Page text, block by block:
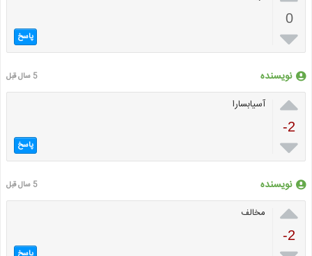
0
 پاسخ
نویسنده 5 سال قبل

-2

آسیابسارا
پاسخ
نویسنده 5 سال قبل

-2
مخالف